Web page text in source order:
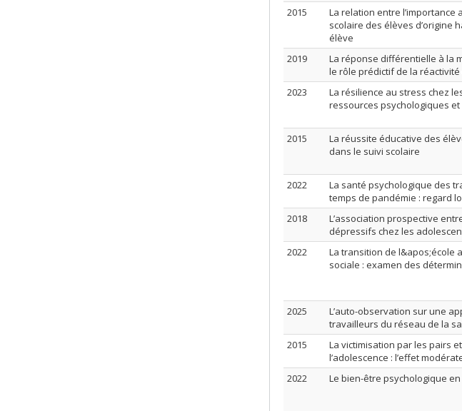
2015
La relation entre l’importance
scolaire des élèves d’origine
élève
2019
La réponse différentielle à la
le rôle prédictif de la
2023
La résilience au stress chez
ressources psychologiques
2015
La réussite éducative des
dans le suivi scolaire
2022
La santé psychologique des
temps de pandémie : regard
2018
L’association prospective
dépressifs chez les
2022
La transition de l&apos;école
sociale : examen des
2025
L’auto-observation sur une
travailleurs du réseau de la
2015
La victimisation par les pairs
l’adolescence : l’effet
2022
Le bien-être psychologique